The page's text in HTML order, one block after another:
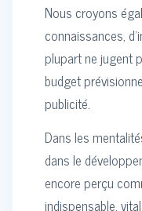
Nous croyons
connaissances,
plupart ne jugent
budget
publicité.
Dans les
dans le
encore perçu
indispensable,